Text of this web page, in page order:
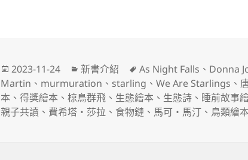
發
佈
日
期:
2023-11-24
分
類
新書介紹
標
籤
As Night Falls 、 Donna
Martin 、 murmuration 、 starling 、We Are Starlings 、
本 、得獎繪本 、椋鳥群飛 、 生態繪本 、 生態詩 、 睡前故事
親子共讀 、 費希塔・莎拉 、 食物鏈 、 馬可‧馬汀 、 鳥類繪